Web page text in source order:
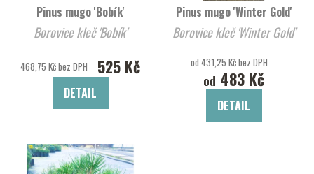
Pinus mugo 'Bobík'
Borovice kleč 'Bobík'
468,75 Kč bez DPH 525 Kč
DETAIL
Pinus mugo 'Winter Gold'
Borovice kleč 'Winter Gold'
od 431,25 Kč bez DPH
od 483 Kč
DETAIL